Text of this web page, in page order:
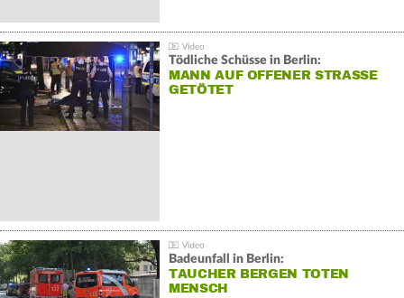
Tödliche Schüsse in Berlin:
MANN AUF OFFENER STRASSE G
ETÖTET
Badeunfall in Berlin:
TAUCHER BERGEN TOTEN
MENSCH